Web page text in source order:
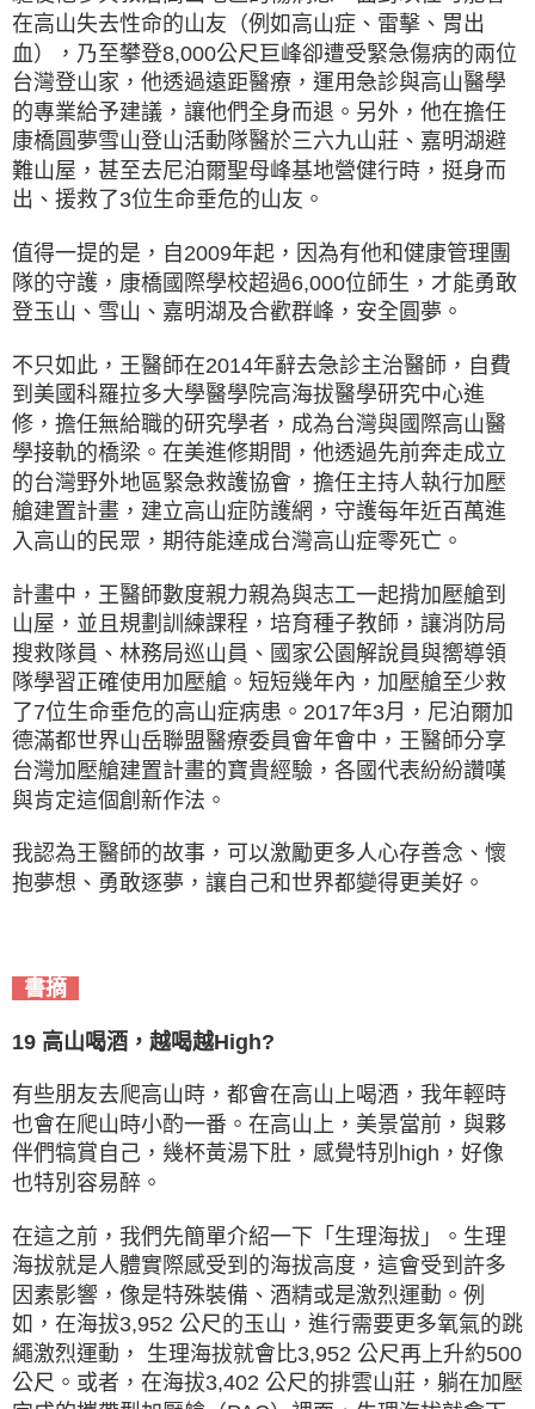
在高山失去性命的山友（例如高山症、雷擊、胃出
血），乃至攀登8,000公尺巨峰卻遭受緊急傷病的兩位
台灣登山家，他透過遠距醫療，運用急診與高山醫學
的專業給予建議，讓他們全身而退。另外，他在擔任
康橋圓夢雪山登山活動隊醫於三六九山莊、嘉明湖避
難山屋，甚至去尼泊爾聖母峰基地營健行時，挺身而
出、援救了3位生命垂危的山友。
值得一提的是，自2009年起，因為有他和健康管理團
隊的守護，康橋國際學校超過6,000位師生，才能勇敢
登玉山、雪山、嘉明湖及合歡群峰，安全圓夢。
不只如此，王醫師在2014年辭去急診主治醫師，自費
到美國科羅拉多大學醫學院高海拔醫學研究中心進
修，擔任無給職的研究學者，成為台灣與國際高山醫
學接軌的橋梁。在美進修期間，他透過先前奔走成立
的台灣野外地區緊急救護協會，擔任主持人執行加壓
艙建置計畫，建立高山症防護網，守護每年近百萬進
入高山的民眾，期待能達成台灣高山症零死亡。
計畫中，王醫師數度親力親為與志工一起揹加壓艙到
山屋，並且規劃訓練課程，培育種子教師，讓消防局
搜救隊員、林務局巡山員、國家公園解說員與嚮導領
隊學習正確使用加壓艙。短短幾年內，加壓艙至少救
了7位生命垂危的高山症病患。2017年3月，尼泊爾加
德滿都世界山岳聯盟醫療委員會年會中，王醫師分享
台灣加壓艙建置計畫的寶貴經驗，各國代表紛紛讚嘆
與肯定這個創新作法。
我認為王醫師的故事，可以激勵更多人心存善念、懷
抱夢想、勇敢逐夢，讓自己和世界都變得更美好。
書摘
19 高山喝酒，越喝越High?
有些朋友去爬高山時，都會在高山上喝酒，我年輕時
也會在爬山時小酌一番。在高山上，美景當前，與夥
伴們犒賞自己，幾杯黃湯下肚，感覺特別high，好像
也特別容易醉。
在這之前，我們先簡單介紹一下「生理海拔」。生理
海拔就是人體實際感受到的海拔高度，這會受到許多
因素影響，像是特殊裝備、酒精或是激烈運動。例
如，在海拔3,952 公尺的玉山，進行需要更多氧氣的跳
繩激烈運動， 生理海拔就會比3,952 公尺再上升約500
公尺。或者，在海拔3,402 公尺的排雲山莊，躺在加壓